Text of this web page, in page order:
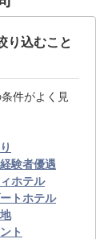
り込むこと
件がよく見
験者優遇
ホテル
トホテル
ト